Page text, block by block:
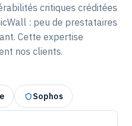
critiques créditées
: peu de prestataires
Cette expertise
nos clients.
Sophos